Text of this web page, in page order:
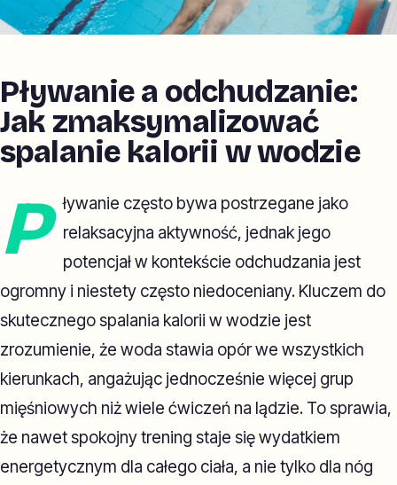
Pływanie a odchudzanie:
Jak zmaksymalizować
spalanie kalorii w wodzie
P
ływanie często bywa postrzegane jako
relaksacyjna aktywność, jednak jego
potencjał w kontekście odchudzania jest
ogromny i niestety często niedoceniany. Kluczem do
skutecznego spalania kalorii w wodzie jest
zrozumienie, że woda stawia opór we wszystkich
kierunkach, angażując jednocześnie więcej grup
mięśniowych niż wiele ćwiczeń na lądzie. To sprawia,
że nawet spokojny trening staje się wydatkiem
energetycznym dla całego ciała, a nie tylko dla nóg